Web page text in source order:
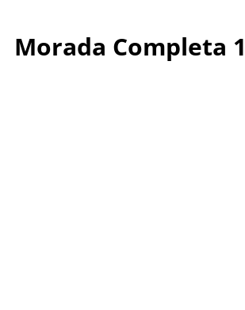
Morada Completa